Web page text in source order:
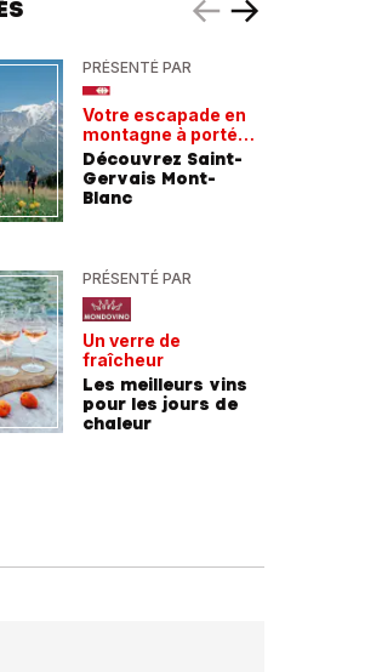
PRÉSENTÉ PAR
Votre escapade en
montagne à portée
de train
Découvrez Saint-
Gervais Mont-
Blanc
PRÉSENTÉ PAR
Un verre de
fraîcheur
Les meilleurs vins
pour les jours de
chaleur